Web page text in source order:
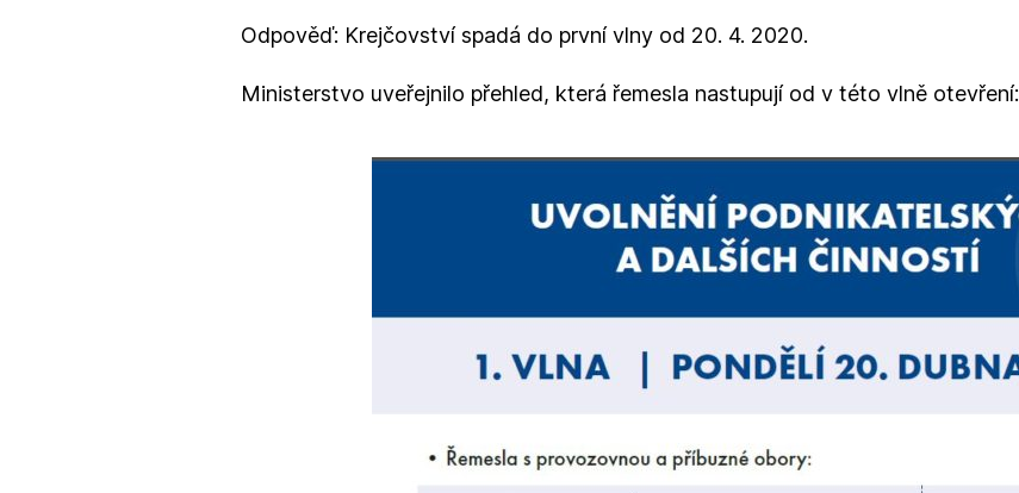
Odpověď: Krejčovství spadá do první vlny od 20. 4. 2020.
Ministerstvo uveřejnilo přehled, která řemesla nastupují od v této vlně otevření: